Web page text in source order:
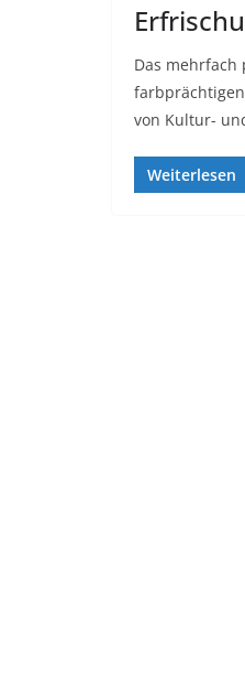
Das mehrfach
von Kultur-
Weiterlesen